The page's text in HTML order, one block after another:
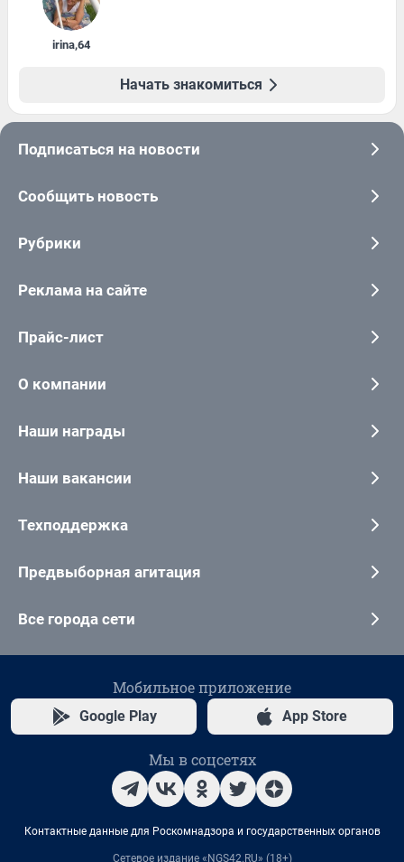
irina,64
Начать знакомиться
Подписаться на новости
Сообщить новость
Рубрики
Реклама на сайте
Прайс-лист
О компании
Наши награды
Наши вакансии
Техподдержка
Предвыборная агитация
Все города сети
Мобильное приложение
Google Play App Store
Мы в соцсетях
Контактные данные для Роскомнадзора и государственных органов
Сетевое издание «NGS42.RU» (18+)